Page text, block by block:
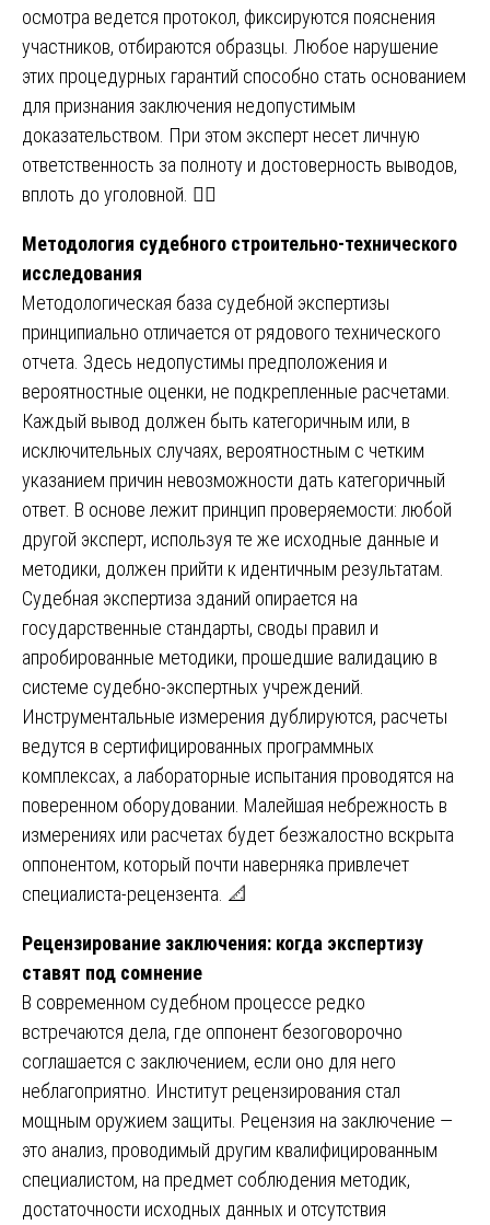
осмотра ведется протокол, фиксируются пояснения
участников, отбираются образцы. Любое нарушение
этих процедурных гарантий способно стать основанием
для признания заключения недопустимым
доказательством. При этом эксперт несет личную
ответственность за полноту и достоверность выводов,
вплоть до уголовной. 👨‍⚖️
Методология судебного строительно-технического
исследования
Методологическая база судебной экспертизы
принципиально отличается от рядового технического
отчета. Здесь недопустимы предположения и
вероятностные оценки, не подкрепленные расчетами.
Каждый вывод должен быть категоричным или, в
исключительных случаях, вероятностным с четким
указанием причин невозможности дать категоричный
ответ. В основе лежит принцип проверяемости: любой
другой эксперт, используя те же исходные данные и
методики, должен прийти к идентичным результатам.
Судебная экспертиза зданий опирается на
государственные стандарты, своды правил и
апробированные методики, прошедшие валидацию в
системе судебно-экспертных учреждений.
Инструментальные измерения дублируются, расчеты
ведутся в сертифицированных программных
комплексах, а лабораторные испытания проводятся на
поверенном оборудовании. Малейшая небрежность в
измерениях или расчетах будет безжалостно вскрыта
оппонентом, который почти наверняка привлечет
специалиста-рецензента. 📐
Рецензирование заключения: когда экспертизу
ставят под сомнение
В современном судебном процессе редко
встречаются дела, где оппонент безоговорочно
соглашается с заключением, если оно для него
неблагоприятно. Институт рецензирования стал
мощным оружием защиты. Рецензия на заключение —
это анализ, проводимый другим квалифицированным
специалистом, на предмет соблюдения методик,
достаточности исходных данных и отсутствия